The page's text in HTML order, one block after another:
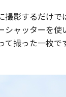
撮影するだけで
シャッターを使
撮った一枚で